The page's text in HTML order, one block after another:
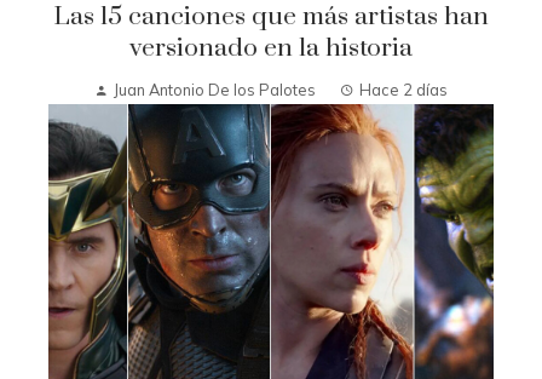
Las 15 canciones que más artistas han
versionado en la historia
Juan Antonio De los Palotes Hace 2 días